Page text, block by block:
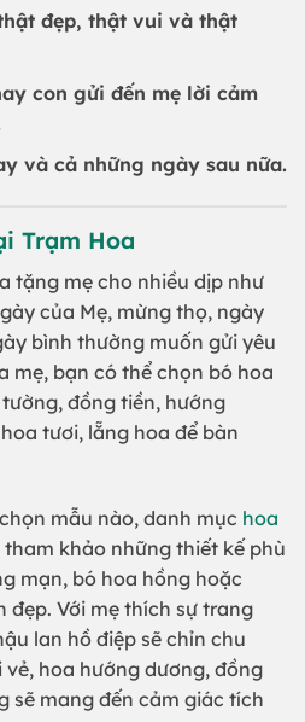
đẹp, thật vui và thật
con gửi đến mẹ lời cảm
và cả những ngày sau nữa.
Trạm Hoa
tặng mẹ cho nhiều dịp như
của Mẹ, mừng thọ, ngày
bình thường muốn gửi yêu
mẹ, bạn có thể chọn bó hoa
đồng tiền, hướng
tươi, lẵng hoa để bàn
mẫu nào, danh mục hoa
tham khảo những thiết kế phù
mạn, bó hoa hồng hoặc
đẹp. Với mẹ thích sự trang
lan hồ điệp sẽ chỉn chu
vẻ, hoa hướng dương, đồng
sẽ mang đến cảm giác tích